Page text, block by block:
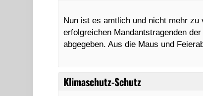
Nun ist es amtlich und nicht mehr
erfolgreichen Mandantstragenden
abgegeben. Aus die Maus und
Klimaschutz-Schutz